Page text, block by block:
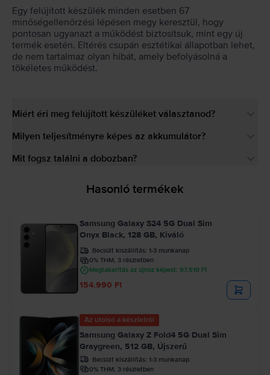
Egy felújított készülék minden esetben 67
minőségellenőrzési lépésen megy keresztül, hogy
pontosan ugyanazt a működést biztosítsuk, mint egy új
termék esetén. Eltérés csupán esztétikai állapotban lehet,
de nem tartalmaz olyan hibát, amely befolyásolná a
tökéletes működést.
Miért éri meg felújított készüléket választanod?
Milyen teljesítményre képes az akkumulátor?
Mit fogsz találni a dobozban?
Hasonló termékek
Samsung Galaxy S24 5G Dual Sim
Onyx Black, 128 GB, Kiváló
Becsült kiszállítás: 1-3 munkanap
0% THM, 3 részletben
Megtakarítás az újhoz képest: 97.510 Ft
154.990 Ft
Az utolsó a készletről
Samsung Galaxy Z Fold4 5G Dual Sim
Graygreen, 512 GB, Újszerű
Becsült kiszállítás: 1-3 munkanap
0% THM, 3 részletben